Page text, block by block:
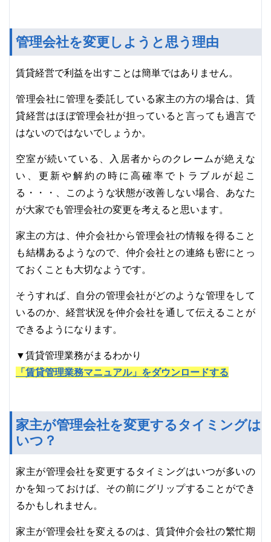
管理会社を変更しようと思う理由
賃貸経営で利益を出すことは簡単ではありません。
管理会社に管理を委託している家主の方の場合は、賃
貸経営はほぼ管理会社が担っていると言っても過言で
はないのではないでしょうか。
空室が続いている、入居者からのクレームが絶えな
い、更新や解約の時に高確率でトラブルが起こ
る・・・、このような状態が改善しない場合、あなた
が大家でも管理会社の変更を考えると思います。
家主の方は、仲介会社から管理会社の情報を得ること
も結構あるようなので、仲介会社との連絡も密にとっ
ておくことも大切なようです。
そうすれば、自分の管理会社がどのような管理をして
いるのか、経営状況を仲介会社を通して伝えることが
できるようになります。
▼賃貸管理業務がまるわかり
「賃貸管理業務マニュアル」をダウンロードする
家主が管理会社を変更するタイミングは
いつ？
家主が管理会社を変更するタイミングはいつが多いの
かを知っておけば、その前にグリップすることができ
るかもしれません。
家主が管理会社を変えるのは、賃貸仲介会社の繁忙期